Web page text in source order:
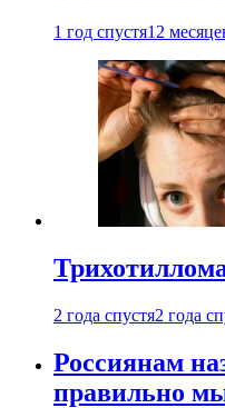
1 год спустя12
2 года спустя2 года
Россиянам
правильно